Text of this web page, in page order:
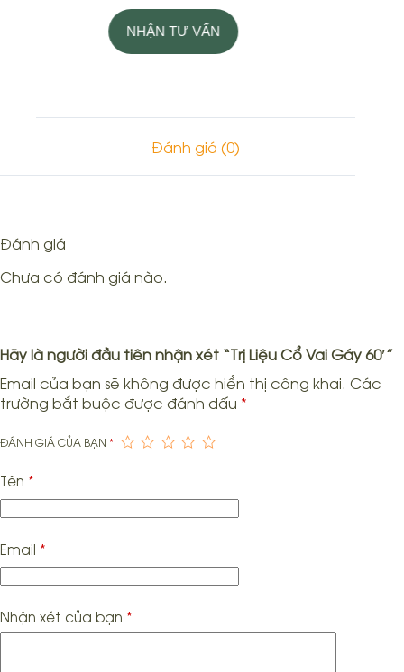
NHẬN TƯ VẤN
Đánh giá (0)
Đánh giá
Chưa có đánh giá nào.
Hãy là người đầu tiên nhận xét “Trị Liệu Cổ Vai Gáy 60′”
Email của bạn sẽ không được hiển thị công khai. Các
trường bắt buộc được đánh dấu *
ĐÁNH GIÁ CỦA BẠN *
Tên *
Email *
Nhận xét của bạn *